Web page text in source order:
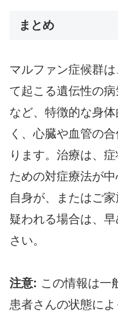
まとめ
マルファン症候群
て起こる遺伝性の
など、特徴的な身
く、心臓や血管の
ります。治療は、
ための対症療法が
自身が、またはご
疑われる場合は、
さい。
注意: この情報は一
患者さんの状態に